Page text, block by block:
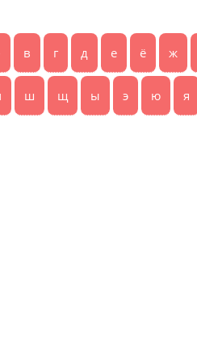
в г д е ё ж
ш щ ы э ю я